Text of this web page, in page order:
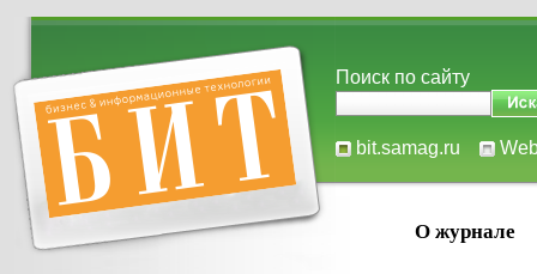
Поиск по сайту
bit.samag.ru
О журнале